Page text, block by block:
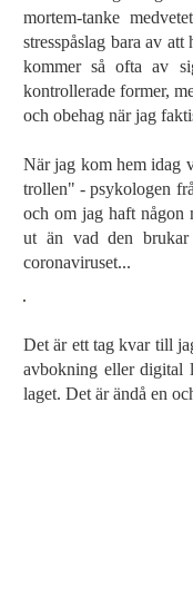
mortem-tanke
stresspåslag bara av
kommer så ofta av
kontrollerade former,
och obehag när jag
När jag kom hem idag
trollen" - psykologen
och om jag haft någon
ut än vad den
coronaviruset...
Det är ett tag kvar till
avbokning eller digital
laget. Det är ändå en